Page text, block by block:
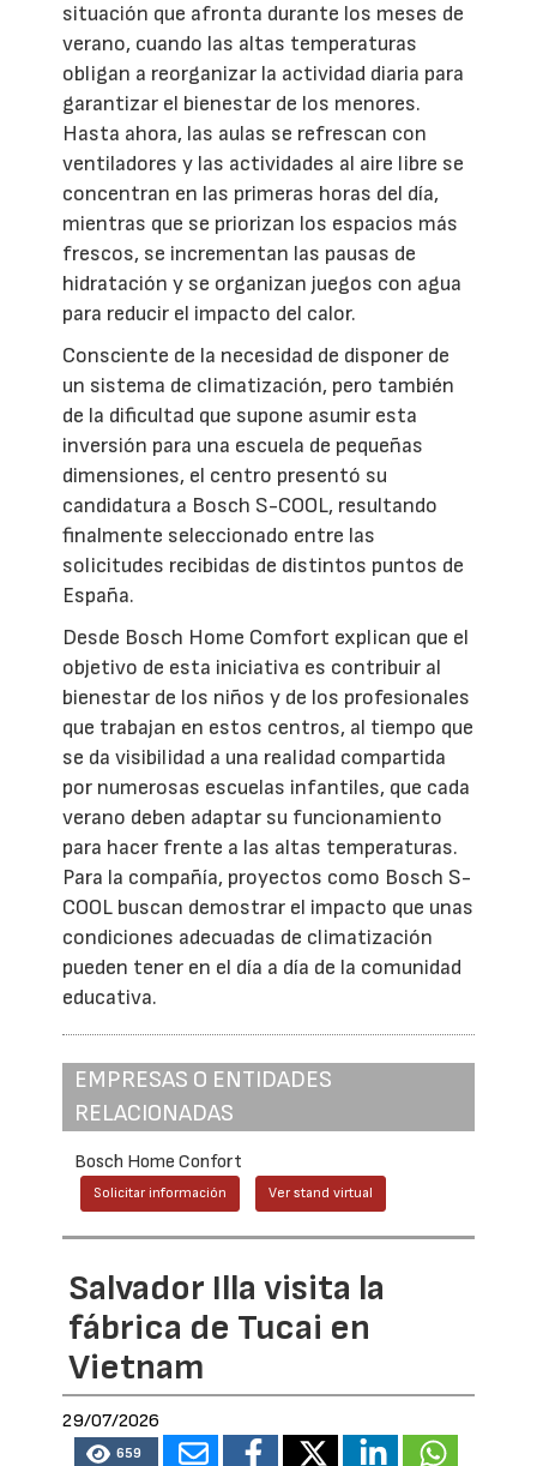
situación que afronta durante los meses de
verano, cuando las altas temperaturas
obligan a reorganizar la actividad diaria para
garantizar el bienestar de los menores.
Hasta ahora, las aulas se refrescan con
ventiladores y las actividades al aire libre se
concentran en las primeras horas del día,
mientras que se priorizan los espacios más
frescos, se incrementan las pausas de
hidratación y se organizan juegos con agua
para reducir el impacto del calor.
Consciente de la necesidad de disponer de
un sistema de climatización, pero también
de la dificultad que supone asumir esta
inversión para una escuela de pequeñas
dimensiones, el centro presentó su
candidatura a Bosch S-COOL, resultando
finalmente seleccionado entre las
solicitudes recibidas de distintos puntos de
España.
Desde Bosch Home Comfort explican que el
objetivo de esta iniciativa es contribuir al
bienestar de los niños y de los profesionales
que trabajan en estos centros, al tiempo que
se da visibilidad a una realidad compartida
por numerosas escuelas infantiles, que cada
verano deben adaptar su funcionamiento
para hacer frente a las altas temperaturas.
Para la compañía, proyectos como Bosch S-
COOL buscan demostrar el impacto que unas
condiciones adecuadas de climatización
pueden tener en el día a día de la comunidad
educativa.
EMPRESAS O ENTIDADES
RELACIONADAS
Bosch Home Confort
Solicitar información Ver stand virtual
Salvador Illa visita la
fábrica de Tucai en
Vietnam
29/07/2026
659